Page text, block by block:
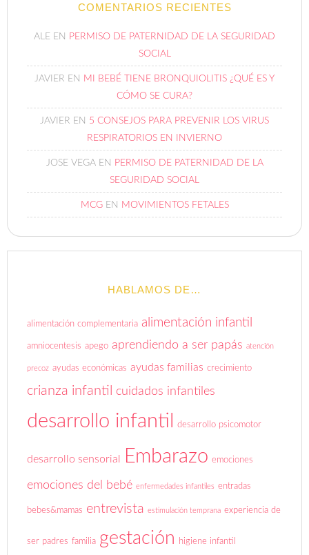
COMENTARIOS RECIENTES
ALE EN PERMISO DE PATERNIDAD DE LA SEGURIDAD
SOCIAL
JAVIER EN MI BEBÉ TIENE BRONQUIOLITIS ¿QUÉ ES Y
CÓMO SE CURA?
JAVIER EN 5 CONSEJOS PARA PREVENIR LOS VIRUS
RESPIRATORIOS EN INVIERNO
JOSE VEGAEN PERMISO DE PATERNIDAD DE LA
SEGURIDAD SOCIAL
MCGEN MOVIMIENTOS FETALES
HABLAMOS DE…
alimentación complementaria alimentación infantil
amniocentesis apego aprendiendo a ser papás atención
precoz ayudas económicas ayudas familias crecimiento
crianza infantil cuidados infantiles
desarrollo infantil desarrollo psicomotor
desarrollo sensorial Embarazo emociones
emociones del bebé enfermedades infantiles entradas
bebes&mamas entrevista estimulación temprana experiencia de
ser padres familia gestación higiene infantil